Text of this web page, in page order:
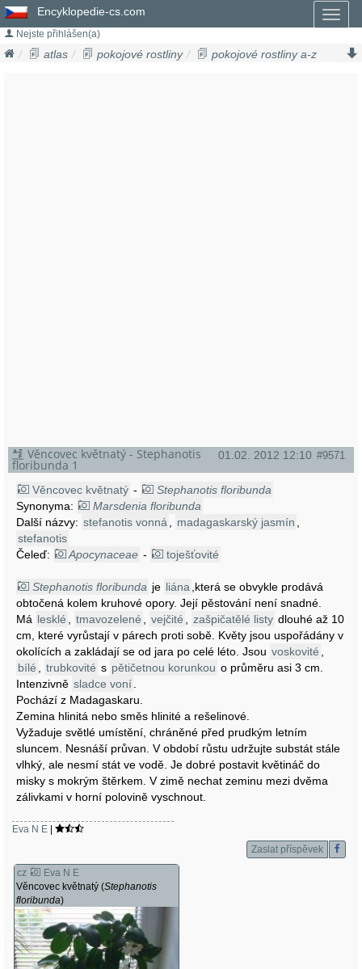
Encyklopedie-cs.com
Nejste přihlášen(a)
atlas pokojové rostliny
pokojové rostliny a-z
01.02. 2012 12:10 #9571
Věncovec květnatý - Stephanotis
floribunda 1
Věncovec květnatý -
Stephanotis floribunda
Synonyma:
Marsdenia floribunda
Další názvy: stefanotis vonná madagaskarský jasmín
stefanotis
Čeleď:
Apocynaceae - toješťovité
Stephanotis floribunda je liána ,která se obvykle prodává
obtočená kolem kruhové opory. Její pěstování není snadné.
Má lesklé tmavozelené vejčité zašpičatělé listy dlouhé až 10
cm, které vyrůstají v párech proti sobě. Květy jsou uspořádány v
okolících a zakládají se od jara po celé léto. Jsou voskovité
bílé
trubkovité s pětičetnou korunkou o průměru asi 3 cm.
Intenzivně sladce voní
Pochází z Madagaskaru.
Zemina hlinitá nebo směs hlinité a rešelinové.
Vyžaduje světlé umístění, chráněné před prudkým letním
sluncem. Nesnáší průvan. V období růstu udržujte substát stále
vlhký, ale nesmí stát ve vodě. Je dobré postavit květináč do
misky s mokrým štěrkem. V zimě nechat zeminu mezi dvěma
zálivkami v horní polovině vyschnout.
Eva N E
Zaslat příspěvek
cz
Eva N E
Věncovec květnatý (Stephanotis
floribunda)